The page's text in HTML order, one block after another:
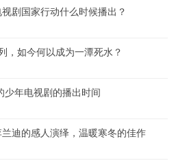
剧国家行动什么时候播出？
，如今何以成为一潭死水？
少年电视剧的播出时间
迪的感人演绎，温暖寒冬的佳作